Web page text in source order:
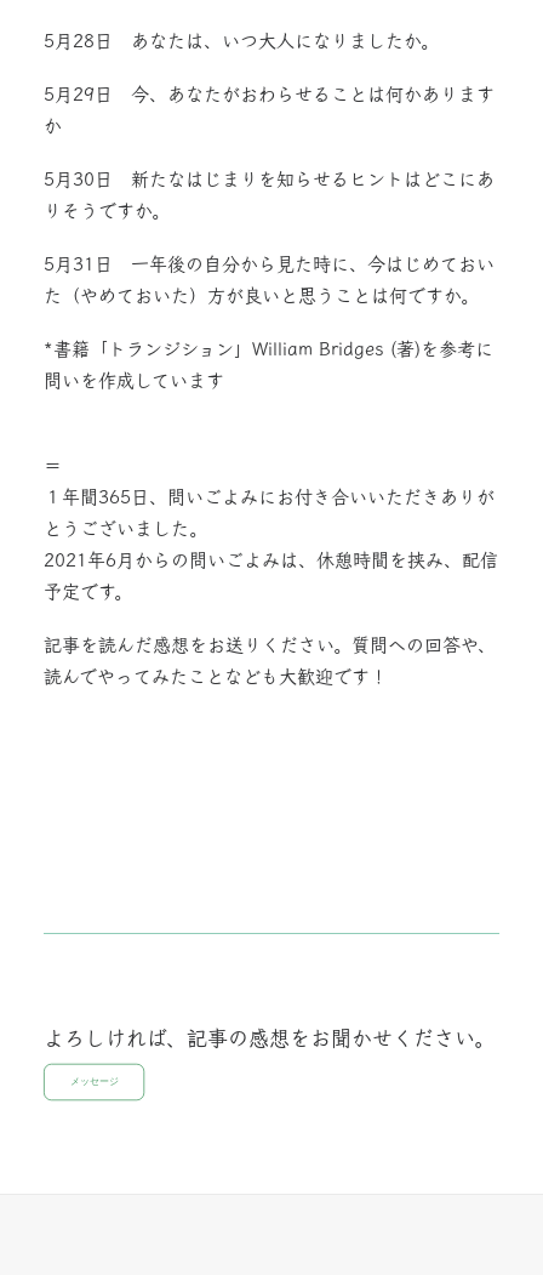
5月28日 あなたは、いつ大人になりましたか。
5月29日 今、あなたがおわらせることは何かあります
か
5月30日 新たなはじまりを知らせるヒントはどこにあ
りそうですか。
5月31日 一年後の自分から見た時に、今はじめておい
た（やめておいた）方が良いと思うことは何ですか。
*書籍「トランジション」William Bridges (著)を参考に
問いを作成しています
＝
１年間365日、問いごよみにお付き合いいただきありが
とうございました。
2021年6月からの問いごよみは、休憩時間を挟み、配信
予定です。
記事を読んだ感想をお送りください。質問への回答や、
読んでやってみたことなども大歓迎です！
よろしければ、記事の感想をお聞かせください。
メッセージ